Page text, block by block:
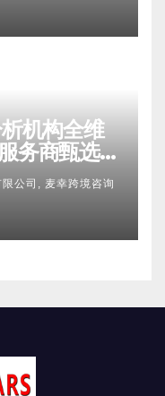
机构全维
务商甄选
指南
公司, 麦幸跨境咨询